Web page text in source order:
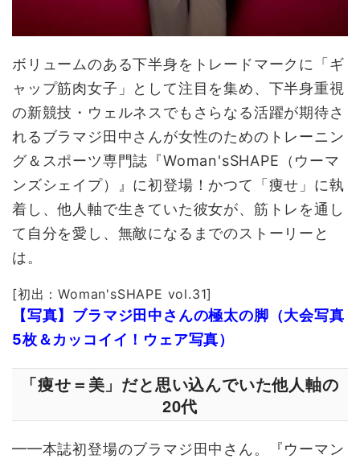
ボリュームのある下半身をトレードマークに「ギ
ャップ筋肉女子」として注目を集め、下半身重視
の新競技・ウェルネスでもさらなる活躍が期待さ
れるブラマジ田中さんが女性のためのトレーニン
グ＆スポーツ専門誌『Woman'sSHAPE（ウーマ
ンズシェイプ）』に初登場！かつて「痩せ」に執
着し、他人軸で生きていた彼女が、筋トレを通し
て自分を愛し、無敵になるまでのストーリーと
は。
[初出：Woman'sSHAPE vol.31]
【写真】ブラマジ田中さんの極太の脚（大会写真
5枚＆カッコイイ！ウェア写真）
「痩せ＝美」だと思い込んでいた他人軸の
20代
━━本誌初登場のブラマジ田中さん。『ウーマン